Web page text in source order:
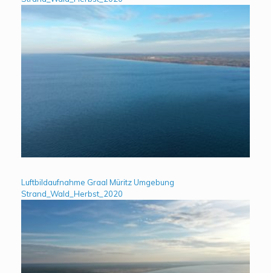
Luftbildaufnahme Graal Müritz Umgebung
Strand_Wald_Herbst_2020